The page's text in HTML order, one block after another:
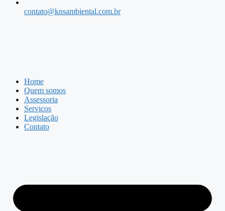
contato@knsambiental.com.br
Home
Quem somos
Assessoria
Serviços
Legislação
Contato